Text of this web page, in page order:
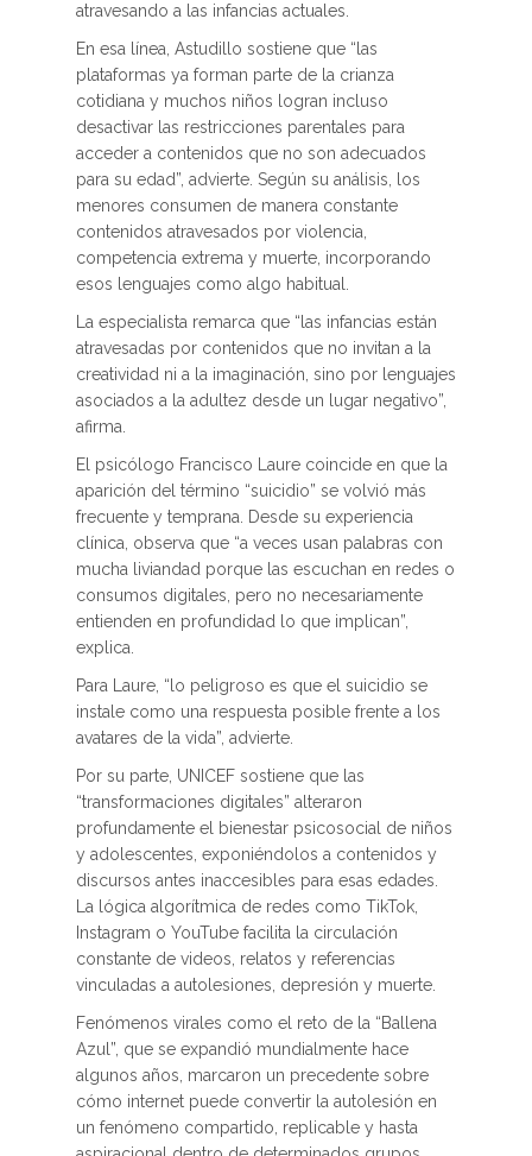
atravesando a las infancias actuales.
En esa línea, Astudillo sostiene que “las
plataformas ya forman parte de la crianza
cotidiana y muchos niños logran incluso
desactivar las restricciones parentales para
acceder a contenidos que no son adecuados
para su edad”, advierte. Según su análisis, los
menores consumen de manera constante
contenidos atravesados por violencia,
competencia extrema y muerte, incorporando
esos lenguajes como algo habitual.
La especialista remarca que “las infancias están
atravesadas por contenidos que no invitan a la
creatividad ni a la imaginación, sino por lenguajes
asociados a la adultez desde un lugar negativo”,
afirma.
El psicólogo Francisco Laure coincide en que la
aparición del término “suicidio” se volvió más
frecuente y temprana. Desde su experiencia
clínica, observa que “a veces usan palabras con
mucha liviandad porque las escuchan en redes o
consumos digitales, pero no necesariamente
entienden en profundidad lo que implican”,
explica.
Para Laure, “lo peligroso es que el suicidio se
instale como una respuesta posible frente a los
avatares de la vida”, advierte.
Por su parte, UNICEF sostiene que las
“transformaciones digitales” alteraron
profundamente el bienestar psicosocial de niños
y adolescentes, exponiéndolos a contenidos y
discursos antes inaccesibles para esas edades.
La lógica algorítmica de redes como TikTok,
Instagram o YouTube facilita la circulación
constante de videos, relatos y referencias
vinculadas a autolesiones, depresión y muerte.
Fenómenos virales como el reto de la “Ballena
Azul”, que se expandió mundialmente hace
algunos años, marcaron un precedente sobre
cómo internet puede convertir la autolesión en
un fenómeno compartido, replicable y hasta